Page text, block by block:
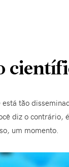
tão
diz o
um momento.